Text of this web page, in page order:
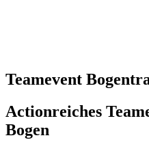
Teamevent
Actionreiches
Bogen